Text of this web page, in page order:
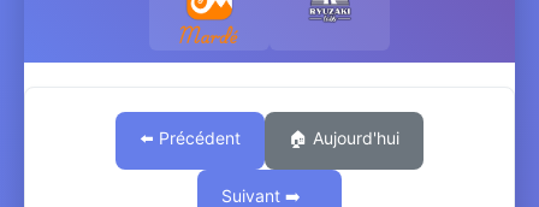
⬅️ Précédent 🏠 Aujourd'hui
Suivant ➡️